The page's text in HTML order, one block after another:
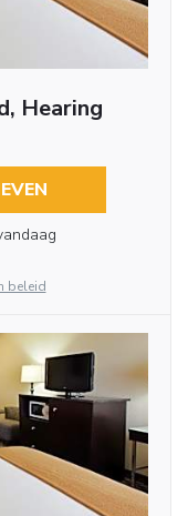
Hearing
beleid